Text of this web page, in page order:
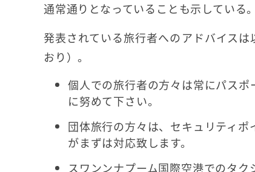
通常通りとなっていることも示している。
発表されている旅行者へのアドバイスは
おり）。
個人での旅行者の方々は常にパス
に努めて下さい。
団体旅行の方々は、セキュリティ
がまずは対応致します。
スワンンナプーム国際空港でのタ